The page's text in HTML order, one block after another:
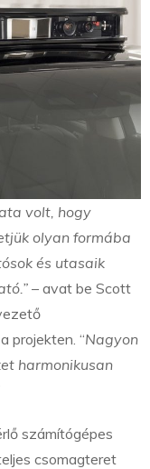
volt, hogy
olyan formába
és utasaik
– avat be Scott
projekten. “Nagyon
harmonikusan
számítógépes
csomagteret